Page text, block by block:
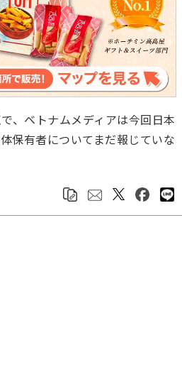
、ベトナムメディアは今回日本
保有者についてまだ報じていな